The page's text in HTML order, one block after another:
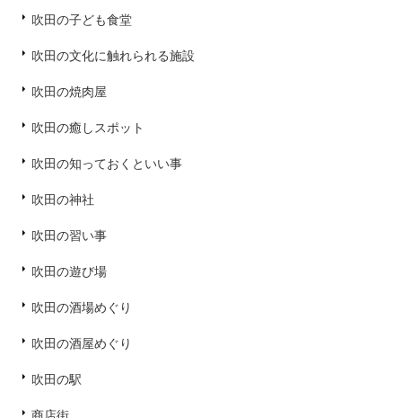
吹田の子ども食堂
吹田の文化に触れられる施設
吹田の焼肉屋
吹田の癒しスポット
吹田の知っておくといい事
吹田の神社
吹田の習い事
吹田の遊び場
吹田の酒場めぐり
吹田の酒屋めぐり
吹田の駅